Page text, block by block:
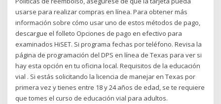
usarse para realizar compras en línea. Para obtener más
información sobre cómo usar uno de estos métodos de pago,
descargue el folleto Opciones de pago en efectivo para
examinados HiSET. Si programa fechas por teléfono. Revisa la
página de programación del DPS en línea de Texas para ver si
hay esta opción en tu oficina local. Requisitos de la educación
vial . Si estás solicitando la licencia de manejar en Texas por
primera vez y tienes entre 18 y 24 años de edad, se te requiere
que tomes el curso de educación vial para adultos.